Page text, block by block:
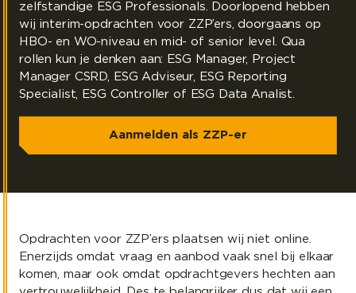
zelfstandige ESG Professionals. Doorlopend hebben
wij interim-opdrachten voor ZZP’ers, doorgaans op
HBO- en WO-niveau en mid- of senior level. Qua
rollen kun je denken aan: ESG Manager, Project
Manager CSRD, ESG Adviseur, ESG Reporting
Specialist, ESG Controller of ESG Data Analist.
Aanmelden als ZZP-er
Opdrachten voor ZZP’ers plaatsen wij niet online.
Enerzijds omdat vraag en aanbod vaak snel bij elkaar
komen, maar ook omdat opdrachtgevers hechten aan